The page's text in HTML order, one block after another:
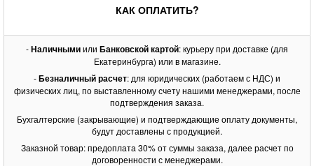
КАК ОПЛАТИТЬ?
-Наличнымиили Банковской картой: курьеру при доставке (для
Екатеринбурга) или в магазине.
-Безналичный расчет: для юридических (работаем с НДС) и
физических лиц, по выставленному счету нашими менеджерами, после
подтверждения заказа.
Бухгалтерские (закрывающие) и подтверждающие оплату документы,
будут доставлены с продукцией.
Заказной товар: предоплата 30% от суммы заказа, далее расчет по
договоренности с менеджерами.